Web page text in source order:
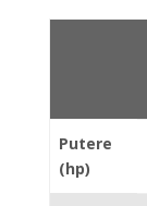
Putere
(hp)